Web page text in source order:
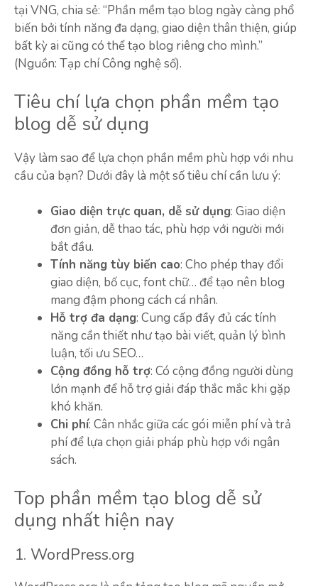
tại VNG, chia sẻ: “Phần mềm tạo blog ngày càng phổ
biến bởi tính năng đa dạng, giao diện thân thiện, giúp
bất kỳ ai cũng có thể tạo blog riêng cho mình.”
(Nguồn: Tạp chí Công nghệ số).
Tiêu chí lựa chọn phần mềm tạo
blog dễ sử dụng
Vậy làm sao để lựa chọn phần mềm phù hợp với nhu
cầu của bạn? Dưới đây là một số tiêu chí cần lưu ý:
Giao diện trực quan, dễ sử dụng: Giao diện
đơn giản, dễ thao tác, phù hợp với người mới
bắt đầu.
Tính năng tùy biến cao: Cho phép thay đổi
giao diện, bố cục, font chữ… để tạo nên blog
mang đậm phong cách cá nhân.
Hỗ trợ đa dạng: Cung cấp đầy đủ các tính
năng cần thiết như tạo bài viết, quản lý bình
luận, tối ưu SEO…
Cộng đồng hỗ trợ: Có cộng đồng người dùng
lớn mạnh để hỗ trợ giải đáp thắc mắc khi gặp
khó khăn.
Chi phí: Cân nhắc giữa các gói miễn phí và trả
phí để lựa chọn giải pháp phù hợp với ngân
sách.
Top phần mềm tạo blog dễ sử
dụng nhất hiện nay
1. WordPress.org